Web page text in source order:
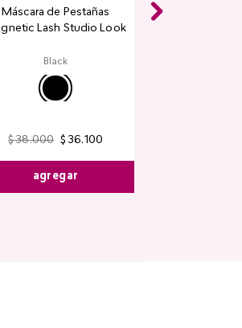
Máscara de Pestañas
Lash Studio Look
Black
$ 38.000 $ 36.100
agregar